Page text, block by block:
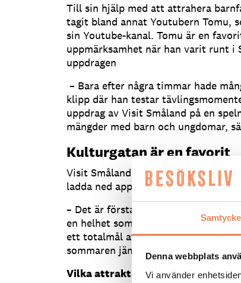
Samtycke
Denna webbplats
Vi använder
Till sin hjälp med att attrahera
tagit bland annat Youtubern Tomu,
sin Youtube-kanal. Tomu är en
uppmärksamhet när han varit runt i
uppdragen
– Bara efter några timmar hade
klipp där han testar
uppdrag av Visit Småland på en
mängder med barn och ungdomar,
Kulturgatan är en favorit
Visit Småland har inte satt upp
ladda ned appen.
– Det är första gången vi har en app,
en helhet som kommer att löpa
ett totalmål att växa med två
sommaren jämfört med förra året.
Vilka attraktioner vill du själv